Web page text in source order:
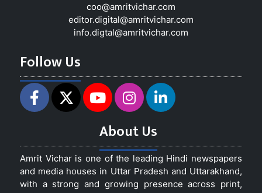
coo@amritvichar.com
editor.digital@amritvichar.com
info.digtal@amritvichar.com
Follow Us
About Us
Amrit Vichar is one of the leading Hindi newspapers
and media houses in Uttar Pradesh and Uttarakhand,
with a strong and growing presence across print,